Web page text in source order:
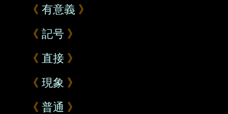
《 有意義 》
《 記号 》
《 直接 》
《 現象 》
《 普通 》